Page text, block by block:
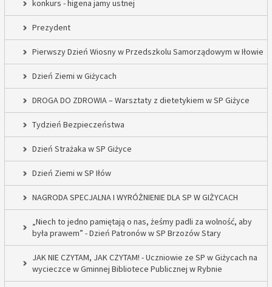
konkurs - higena jamy ustnej
Prezydent
Pierwszy Dzień Wiosny w Przedszkolu Samorządowym w Iłowie
Dzień Ziemi w Giżycach
DROGA DO ZDROWIA – Warsztaty z dietetykiem w SP Giżyce
Tydzień Bezpieczeństwa
Dzień Strażaka w SP Giżyce
Dzień Ziemi w SP Iłów
NAGRODA SPECJALNA I WYRÓŻNIENIE DLA SP W GIŻYCACH
„Niech to jedno pamiętają o nas, żeśmy padli za wolność, aby
była prawem” - Dzień Patronów w SP Brzozów Stary
JAK NIE CZYTAM, JAK CZYTAM! - Uczniowie ze SP w Giżycach na
wycieczce w Gminnej Bibliotece Publicznej w Rybnie